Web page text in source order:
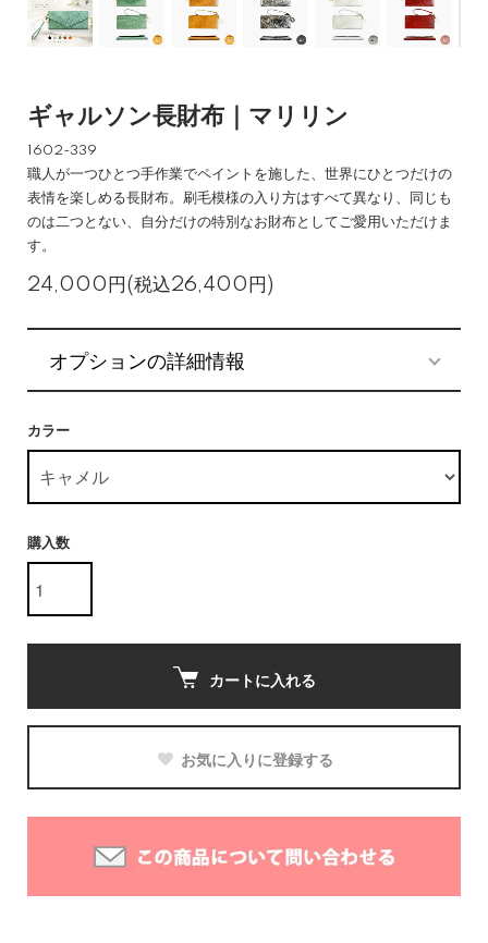
ギャルソン長財布｜マリリン
1602-339
職人が一つひとつ手作業でペイントを施した、世界にひとつだけの
表情を楽しめる長財布。刷毛模様の入り方はすべて異なり、同じも
のは二つとない、自分だけの特別なお財布としてご愛用いただけま
す。
24,000円(税込26,400円)
オプションの詳細情報
カラー
購入数
カートに入れる
お気に入りに登録する